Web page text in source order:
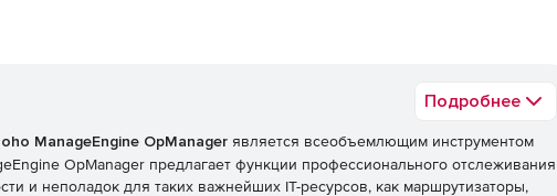
Подробнее
ManageEngine OpManager является всеобъемлющим инструментом
OpManager предлагает функции профессионального отслеживания
и неполадок для таких важнейших IT-ресурсов, как маршрутизаторы,